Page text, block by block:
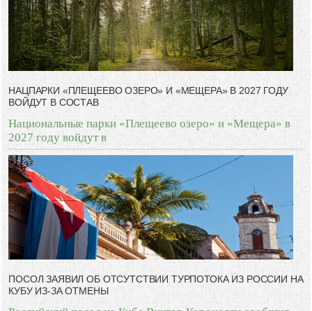
НАЦПАРКИ «ПЛЕЩЕЕВО ОЗЕРО» И «МЕЩЕРА» В 2027 ГОДУ
ВОЙДУТ В СОСТАВ
Национальные парки «Плещеево озеро» и «Мещера» в
2027 году войдут в
ПОСОЛ ЗАЯВИЛ ОБ ОТСУТСТВИИ ТУРПОТОКА ИЗ РОССИИ НА
КУБУ ИЗ-ЗА ОТМЕНЫ